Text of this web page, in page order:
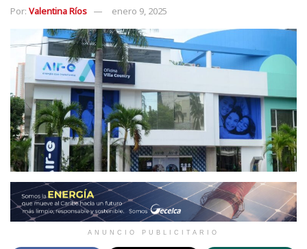
Por: Valentina Ríos enero 9, 2025
ANUNCIO PUBLICITARIO